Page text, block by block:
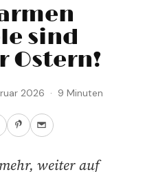
sind
Ostern!
2026 · 9 Minuten
weiter auf